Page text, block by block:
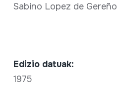
Sabino Lopez de Gereño
Edizio datuak:
1975